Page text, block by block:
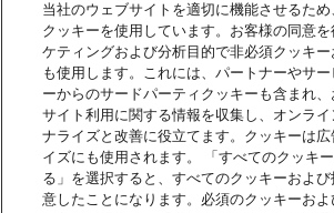
お問い合わせ
InstagramのMiele
YoutubeのMiele
当社のウェブサイトを適切に機能させるた
クッキーを使用しています。お客様の同意
ケティングおよび分析目的で非必須クッキ
も使用します。これには、パートナーやサ
ーからのサードパーティクッキーも含まれ
サイト利用に関する情報を収集し、オンライ
ナライズと改善に役立てます。クッキーは広
イズにも使用されます。 「すべてのクッキ
る」を選択すると、すべてのクッキーおよび
意したことになります。必須のクッキーお